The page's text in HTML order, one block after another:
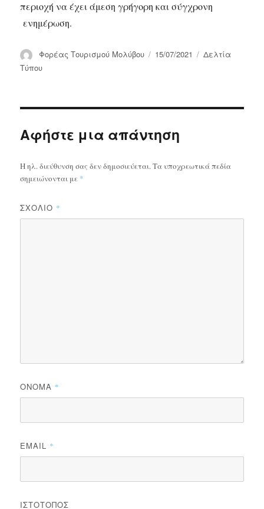
περιοχή να έχει άμεση γρήγορη και σύγχρονη
ενημέρωση.
Συντάκτης
Φορέας Τουρισμού Μολύβου
Δημοσιεύτηκε
15/07/2021 Κατηγορίες
Δελτία
Τύπου
Αφήστε μια απάντηση
Η ηλ. διεύθυνση σας δεν δημοσιεύεται. Τα υποχρεωτικά πεδία
σημειώνονται με *
ΣΧΌΛΙΟ *
ΌΝΟΜΑ *
EMAIL *
ΙΣΤΌΤΟΠΟΣ